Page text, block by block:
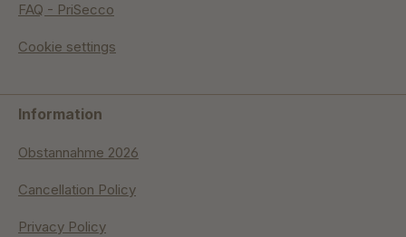
FAQ - PriSecco
Cookie settings
Information
Obstannahme 2026
Cancellation Policy
Privacy Policy